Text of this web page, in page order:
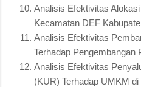
Analisis Efektivitas
Kecamatan DEF
Analisis Efektivitas
Terhadap Pengembangan
Analisis Efektivitas
(KUR) Terhadap UMKM